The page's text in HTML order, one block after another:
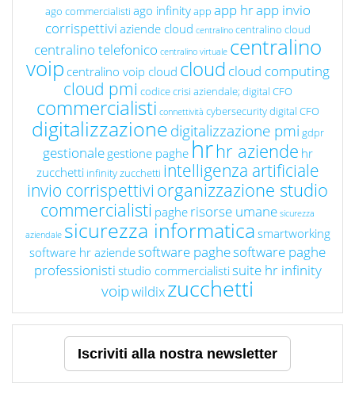
ago commercialisti ago infinityapp app hrapp invio
corrispettivi aziende cloud centralino centralino cloud
centralino telefonico centralino virtuale centralino
voip centralino voip cloud cloud cloud computing
cloud pmi codice crisi aziendale; digital CFO
commercialisti connettività cybersecuritydigital CFO
digitalizzazionedigitalizzazione pmi gdpr
gestionale gestione paghe hrhr aziende hr
zucchetti infinity zucchetti intelligenza artificiale
invio corrispettivi organizzazione studio
commercialisti paghe risorse umane sicurezza
aziendale sicurezza informatica smartworking
software hr aziendesoftware paghesoftware paghe
professionisti studio commercialisti suite hr infinity
voipwildixzucchetti
Iscriviti alla nostra newsletter